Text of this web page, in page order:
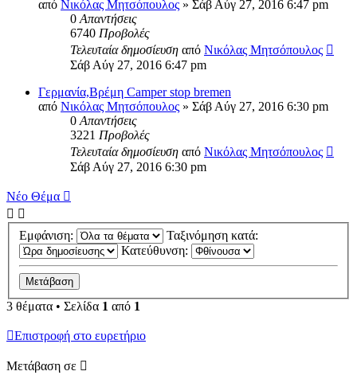
από Νικόλας Μητσόπουλος » Σάβ Αύγ 27, 2016 6:47 pm
0 Απαντήσεις
6740 Προβολές
Τελευταία δημοσίευση από Νικόλας Μητσόπουλος
Σάβ Αύγ 27, 2016 6:47 pm
Γερμανία,Βρέμη Camper stop bremen
από Νικόλας Μητσόπουλος » Σάβ Αύγ 27, 2016 6:30 pm
0 Απαντήσεις
3221 Προβολές
Τελευταία δημοσίευση από Νικόλας Μητσόπουλος
Σάβ Αύγ 27, 2016 6:30 pm
Νέο Θέμα
Εμφάνιση:
Ταξινόμηση κατά:
Κατεύθυνση:
3 θέματα • Σελίδα 1 από 1
Επιστροφή στο ευρετήριο
Μετάβαση σε